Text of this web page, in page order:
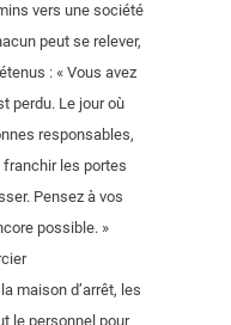
vers une société
peut se relever,
: « Vous avez
perdu. Le jour où
responsables,
franchir les portes
Pensez à vos
possible. »
maison d’arrêt, les
le personnel pour